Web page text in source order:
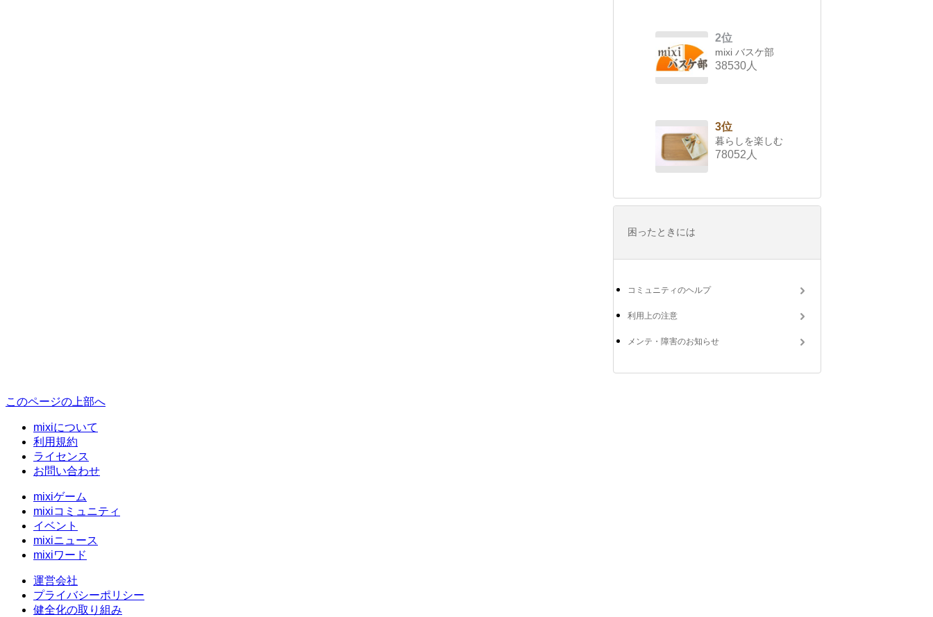
2位
mixi バスケ部
38530人
3位
暮らしを楽しむ
78052人
困ったときには
コミュニティのヘルプ
利用上の注意
メンテ・障害のお知らせ
このページの上部へ
mixiについて
利用規約
ライセンス
お問い合わせ
mixiゲーム
mixiコミュニティ
イベント
mixiニュース
mixiワード
運営会社
プライバシーポリシー
健全化の取り組み